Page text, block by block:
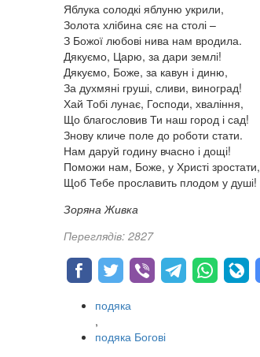
Яблука солодкі яблуню укрили,
Золота хлібина сяє на столі –
З Божої любові нива нам вродила.
Дякуємо, Царю, за дари землі!
Дякуємо, Боже, за кавун і диню,
За духмяні груші, сливи, виноград!
Хай Тобі лунає, Господи, хваління,
Що благословив Ти наш город і сад!
Знову кличе поле до роботи стати.
Нам даруй годину вчасно і дощі!
Поможи нам, Боже, у Христі зростати,
Щоб Тебе прославить плодом у душі!
Зоряна Живка
Переглядів: 2827
подяка
,
подяка Богові